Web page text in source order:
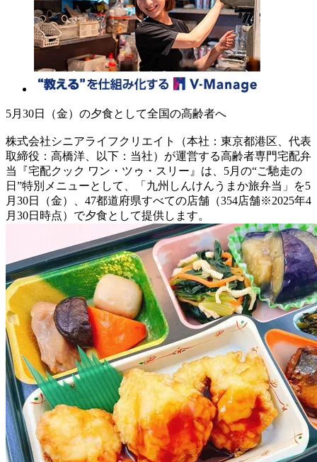
5月30日（金）の夕食として全国の高齢者へ
株式会社シニアライフクリエイト（本社：東京都港区、代表
取締役：高橋洋、以下：当社）が運営する高齢者専門宅配弁
当『宅配クック ワン・ツゥ・スリー』は、5月の“ご馳走の
日”特別メニューとして、「九州しんけんうまか旅弁当」を5
月30日（金）、47都道府県すべての店舗（354店舗※2025年4
月30日時点）で夕食として提供します。